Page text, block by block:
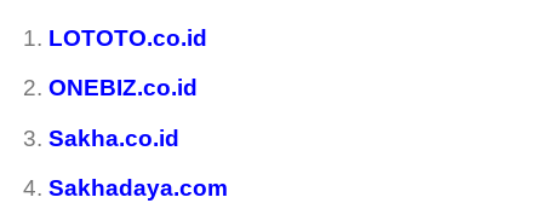
LOTOTO.co.id
ONEBIZ.co.id
Sakha.co.id
Sakhadaya.com